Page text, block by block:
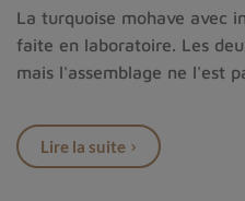
La turquoise mohave avec
faite en laboratoire. Les
mais l'assemblage ne l'est
Iranienne de Nishapur
de pyrite.
Lire la suite